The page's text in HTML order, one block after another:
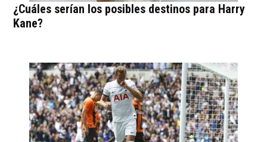
¿Cuáles serían los posibles destinos para Harry
Kane?